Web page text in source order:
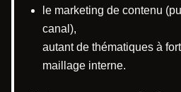
le marketing de contenu
canal),
autant de thématiques à
maillage interne.